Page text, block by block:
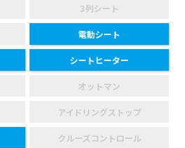
3列シート
電動シート
シートヒーター
オットマン
アイドリングストップ
クルーズコントロール